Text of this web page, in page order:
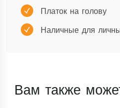
Платок на голову
Наличные для
Вам также